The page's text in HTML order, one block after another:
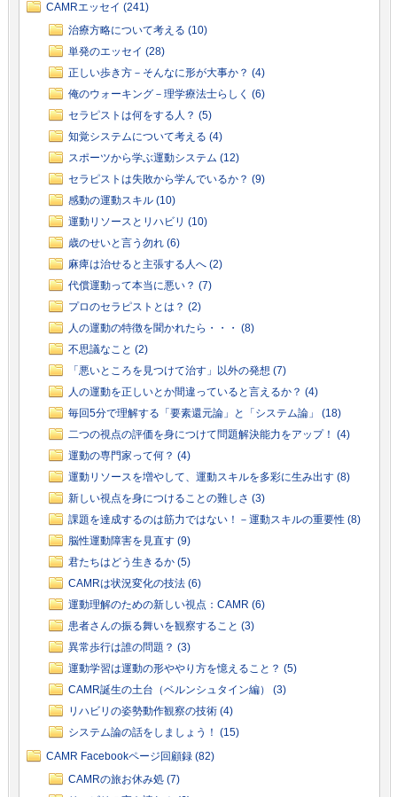
CAMRエッセイ (241)
治療方略について考える (10)
単発のエッセイ (28)
正しい歩き方－そんなに形が大事か？ (4)
俺のウォーキング－理学療法士らしく (6)
セラピストは何をする人？ (5)
知覚システムについて考える (4)
スポーツから学ぶ運動システム (12)
セラピストは失敗から学んでいるか？ (9)
感動の運動スキル (10)
運動リソースとリハビリ (10)
歳のせいと言う勿れ (6)
麻痺は治せると主張する人へ (2)
代償運動って本当に悪い？ (7)
プロのセラピストとは？ (2)
人の運動の特徴を聞かれたら・・・ (8)
不思議なこと (2)
「悪いところを見つけて治す」以外の発想 (7)
人の運動を正しいとか間違っていると言えるか？ (4)
毎回5分で理解する「要素還元論」と「システム論」 (18)
二つの視点の評価を身につけて問題解決能力をアップ！ (4)
運動の専門家って何？ (4)
運動リソースを増やして、運動スキルを多彩に生み出す (8)
新しい視点を身につけることの難しさ (3)
課題を達成するのは筋力ではない！－運動スキルの重要性 (8)
脳性運動障害を見直す (9)
君たちはどう生きるか (5)
CAMRは状況変化の技法 (6)
運動理解のための新しい視点：CAMR (6)
患者さんの振る舞いを観察すること (3)
異常歩行は誰の問題？ (3)
運動学習は運動の形ややり方を憶えること？ (5)
CAMR誕生の土台（ベルンシュタイン編） (3)
リハビリの姿勢動作観察の技術 (4)
システム論の話をしましょう！ (15)
CAMR Facebookページ回顧録 (82)
CAMRの旅お休み処 (7)